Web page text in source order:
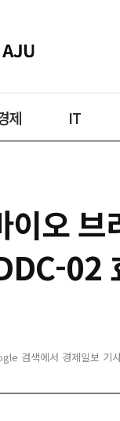
제 IT
이오
02
검색에서 경제일보 기